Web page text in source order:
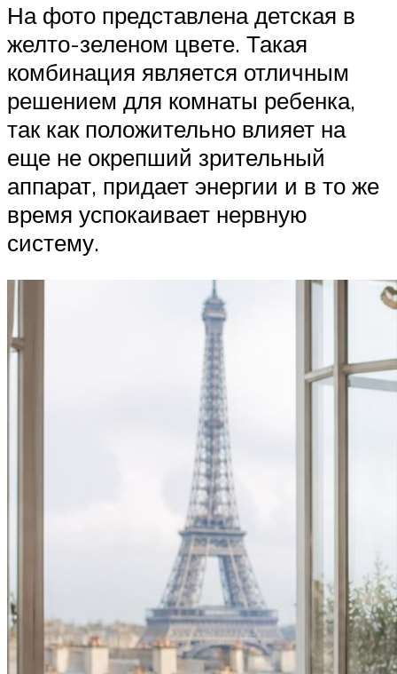
На фото представлена детская в
желто-зеленом цвете. Такая
комбинация является отличным
решением для комнаты ребенка,
так как положительно влияет на
еще не окрепший зрительный
аппарат, придает энергии и в то же
время успокаивает нервную
систему.